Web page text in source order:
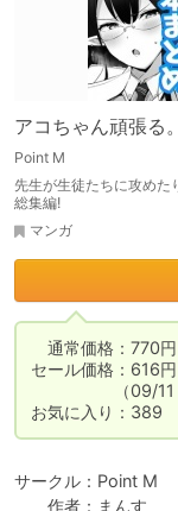
アコちゃん頑張る
Point M
先生が生徒たちに攻めた
総集編!
マンガ
通常価格：770円
セール価格：616円
（09/11
お気に入り：389
サークル：Point M
作者：まんす